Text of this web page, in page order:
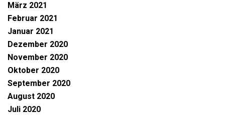
März 2021
Februar 2021
Januar 2021
Dezember 2020
November 2020
Oktober 2020
September 2020
August 2020
Juli 2020